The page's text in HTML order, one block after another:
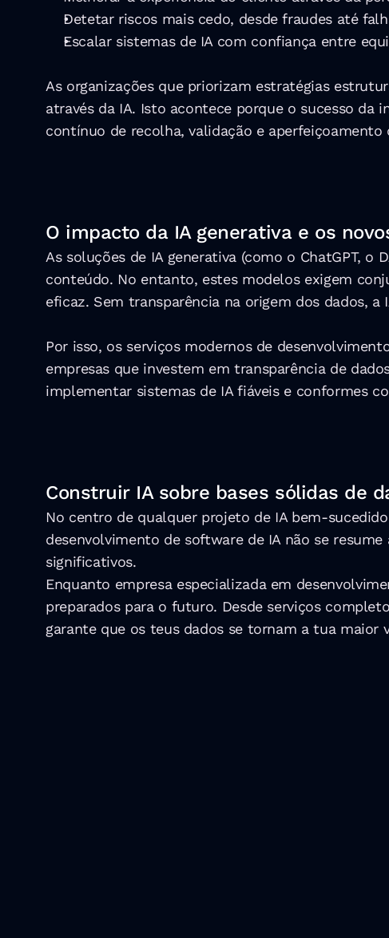
Detetar riscos mais cedo, desde fraudes até
Escalar sistemas de IA com confiança entre
As organizações que priorizam estratégias
através da IA. Isto acontece porque o sucesso
contínuo de recolha, validação e aperfeiçoamento
O impacto da IA generativa e os
As soluções de IA generativa (como o ChatGPT, o
conteúdo. No entanto, estes modelos exigem
eficaz. Sem transparência na origem dos dados,
Por isso, os serviços modernos de
empresas que investem em transparência de
implementar sistemas de IA fiáveis e conformes
Construir IA sobre bases sólidas de
No centro de qualquer projeto de IA bem-
desenvolvimento de software de IA não se
significativos.
Enquanto empresa especializada em
preparados para o futuro. Desde serviços
garante que os teus dados se tornam a tua maior